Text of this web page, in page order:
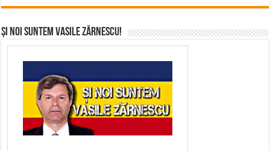
Și noi suntem Vasile Zărnescu!